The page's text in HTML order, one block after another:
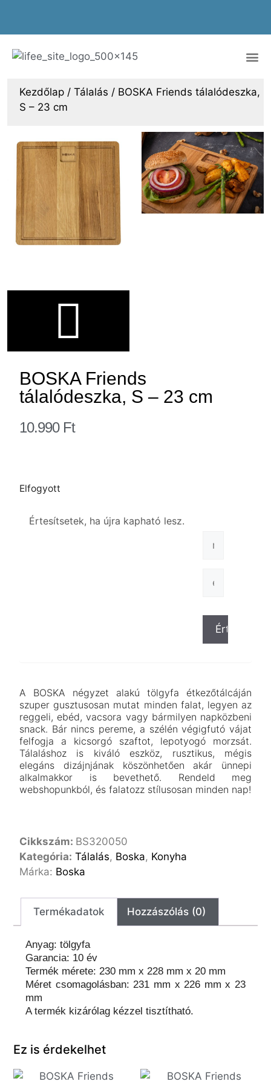
Kezdőlap / Tálalás / BOSKA Friends tálalódeszka,
S – 23 cm
BOSKA Friends
tálalódeszka, S – 23 cm
10.990 Ft
Elfogyott
Értesítsetek, ha újra kapható lesz.
A BOSKA négyzet alakú tölgyfa étkezőtálcáján
szuper gusztusosan mutat minden falat, legyen az
reggeli, ebéd, vacsora vagy bármilyen napközbeni
snack. Bár nincs pereme, a szélén végigfutó vájat
felfogja a kicsorgó szaftot, lepotyogó morzsát.
Tálaláshoz is kiváló eszköz, rusztikus, mégis
elegáns dizájnjának köszönhetően akár ünnepi
alkalmakkor is bevethető. Rendeld meg
webshopunkból, és falatozz stílusosan minden nap!
Cikkszám: BS320050
Kategória: Tálalás, Boska, Konyha
Márka: Boska
Termékadatok Hozzászólás (0)
Anyag: tölgyfa
Garancia: 10 év
Termék mérete: 230 mm x 228 mm x 20 mm
Méret csomagolásban: 231 mm x 226 mm x 23
mm
A termék kizárólag kézzel tisztítható.
Ez is érdekelhet